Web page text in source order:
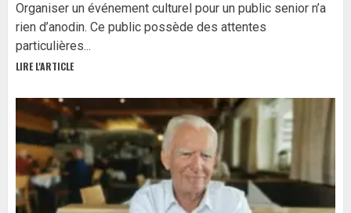
Organiser un événement culturel pour un public senior n’a
rien d’anodin. Ce public possède des attentes
particulières...
LIRE L'ARTICLE